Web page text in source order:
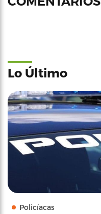
Lo Último
Policíacas